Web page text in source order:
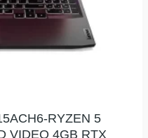
RYZEN 5
VIDEO 4GB RTX